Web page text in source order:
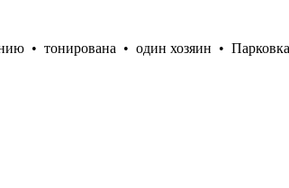
• тонирована • один хозяин •